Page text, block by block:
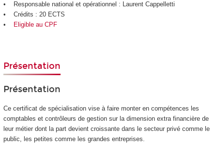
• Responsable national et opérationnel : Laurent Cappelletti
• Crédits : 20 ECTS
•
Eligible au CPF
Présentation
Présentation
Ce certificat de spécialisation vise à faire monter en compétences les
comptables et contrôleurs de gestion sur la dimension extra financière de
leur métier dont la part devient croissante dans le secteur privé comme le
public, les petites comme les grandes entreprises.